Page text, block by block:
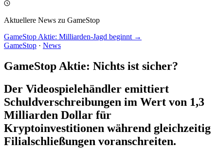
Aktuellere News zu GameStop
GameStop Aktie: Milliarden-Jagd beginnt →
GameStop · News
GameStop Aktie: Nichts ist sicher?
Der Videospielehändler emittiert
Schuldverschreibungen im Wert von 1,3
Milliarden Dollar für
Kryptoinvestitionen während gleichzeitig
Filialschließungen voranschreiten.